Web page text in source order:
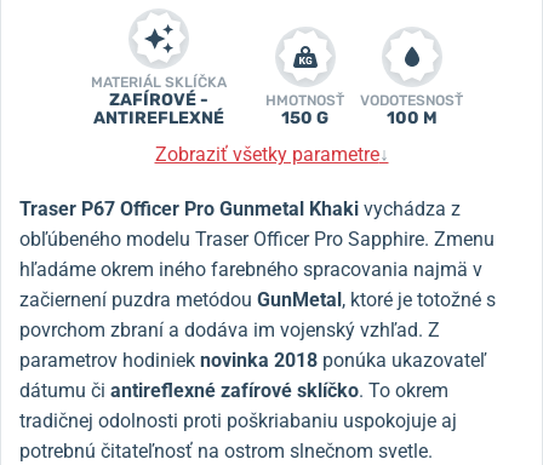
MATERIÁL SKLÍČKA
ZAFÍROVÉ -
ANTIREFLEXNÉ
HMOTNOSŤ
150 G
VODOTESNOSŤ
100 M
Zobraziť všetky parametre↓
Traser P67 Officer Pro Gunmetal Khaki vychádza z
obľúbeného modelu Traser Officer Pro Sapphire. Zmenu
hľadáme okrem iného farebného spracovania najmä v
začiernení puzdra metódou GunMetal, ktoré je totožné s
povrchom zbraní a dodáva im vojenský vzhľad. Z
parametrov hodiniek novinka 2018 ponúka ukazovateľ
dátumu či antireflexné zafírové sklíčko. To okrem
tradičnej odolnosti proti poškriabaniu uspokojuje aj
potrebnú čitateľnosť na ostrom slnečnom svetle.